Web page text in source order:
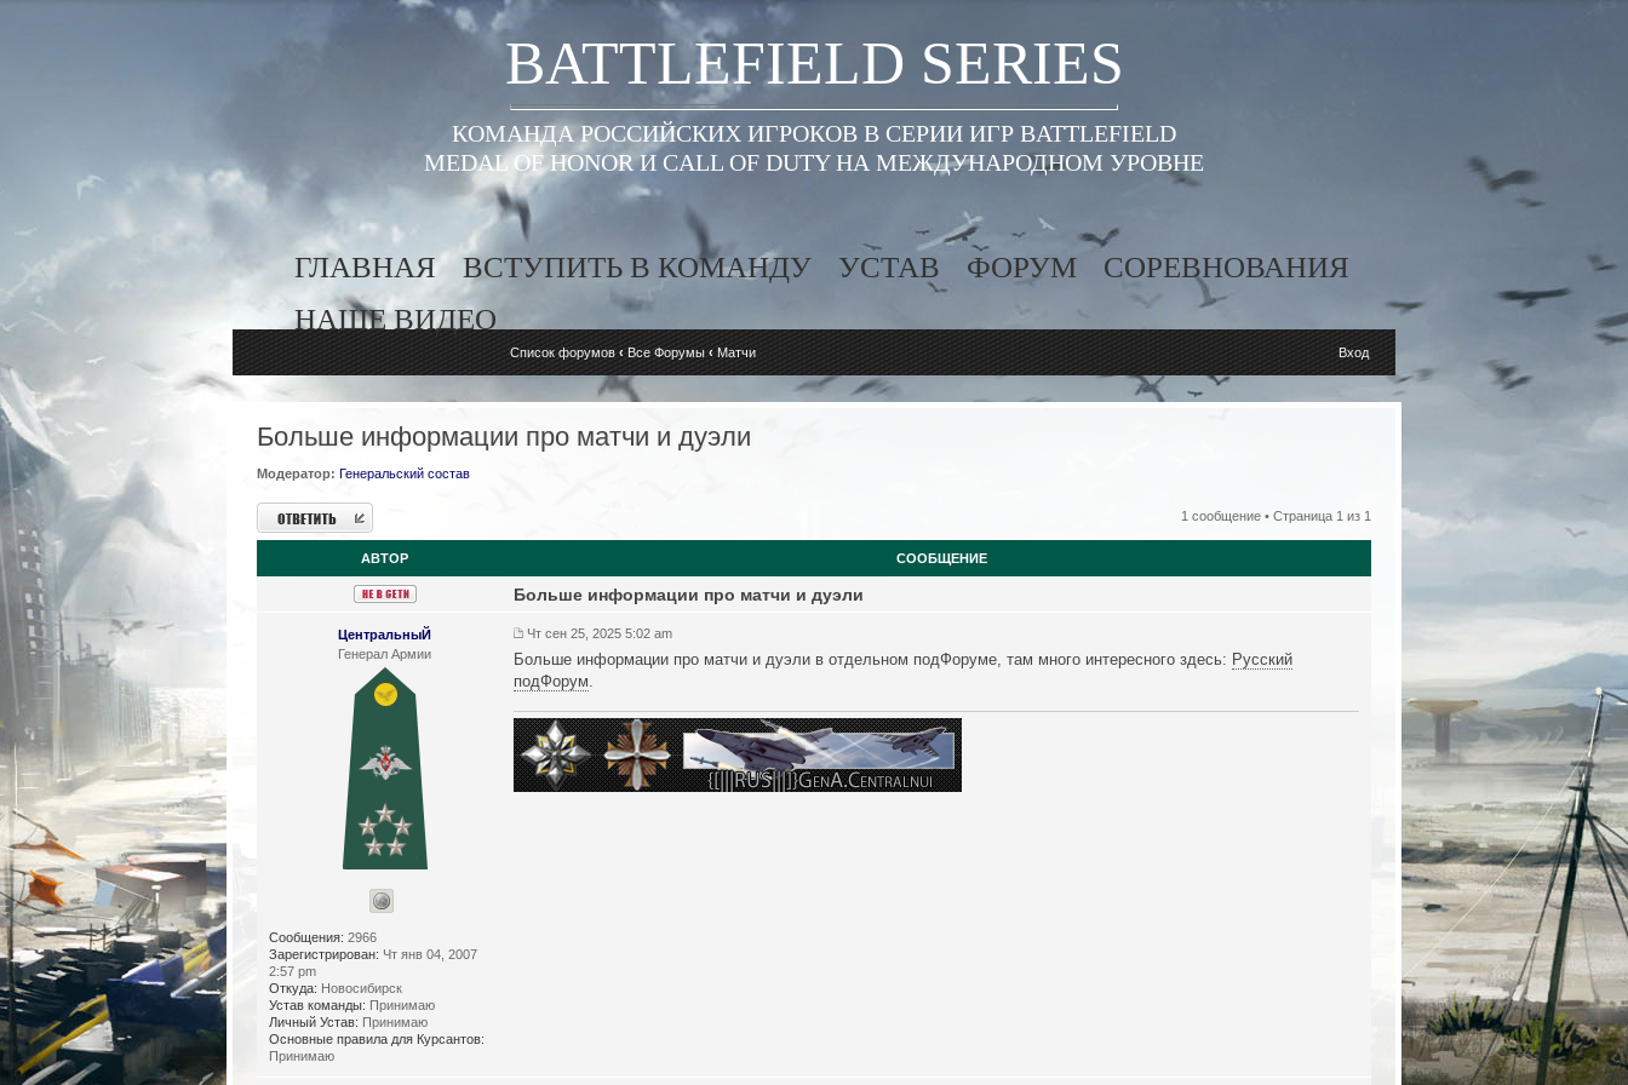
BATTLEFIELD SERIES
КОМАНДА РОССИЙСКИХ ИГРОКОВ В СЕРИИ ИГР BATTLEFIELD
MEDAL OF HONOR И CALL OF DUTY НА МЕЖДУНАРОДНОМ УРОВНЕ
ГЛАВНАЯ ВСТУПИТЬ В КОМАНДУ УСТАВ ФОРУМ
СОРЕВНОВАНИЯ
НАШЕ ВИДЕО
Список форумов ‹ Все Форумы ‹ Матчи Вход
Больше информации про матчи и дуэли
Модератор: Генеральский состав
Ответить 1 сообщение • Страница 1 из 1
АВТОР СООБЩЕНИЕ
ЦентральныЙ
Генерал Армии
Сообщения: 2966
Зарегистрирован: Чт янв 04, 2007
2:57 pm
Откуда: Новосибирск
Устав команды: Принимаю
Личный Устав: Принимаю
Основные правила для Курсантов:
Принимаю
Больше информации про матчи и дуэли
Чт сен 25, 2025 5:02 am
Больше информации про матчи и дуэли в отдельном подФоруме, там много интересного здесь: Русский
подФорум